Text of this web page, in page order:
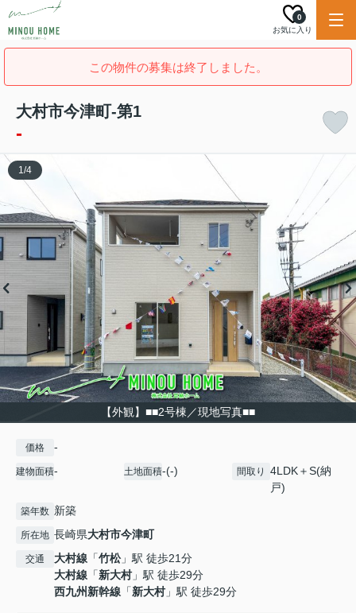
お気に入り
0
この物件の募集は終了しました。
大村市今津町-第1
-
【外観】■■2号棟／現地写真■■
1/4
価格 -
建物面積- 土地面積-(-) 間取り
4LDK＋S(納
戸)
築年数 新築
所在地 長崎県大村市今津町
交通 大村線 「竹松」駅 徒歩21分
大村線 「新大村」駅 徒歩29分
西九州新幹線 「新大村」駅 徒歩29分